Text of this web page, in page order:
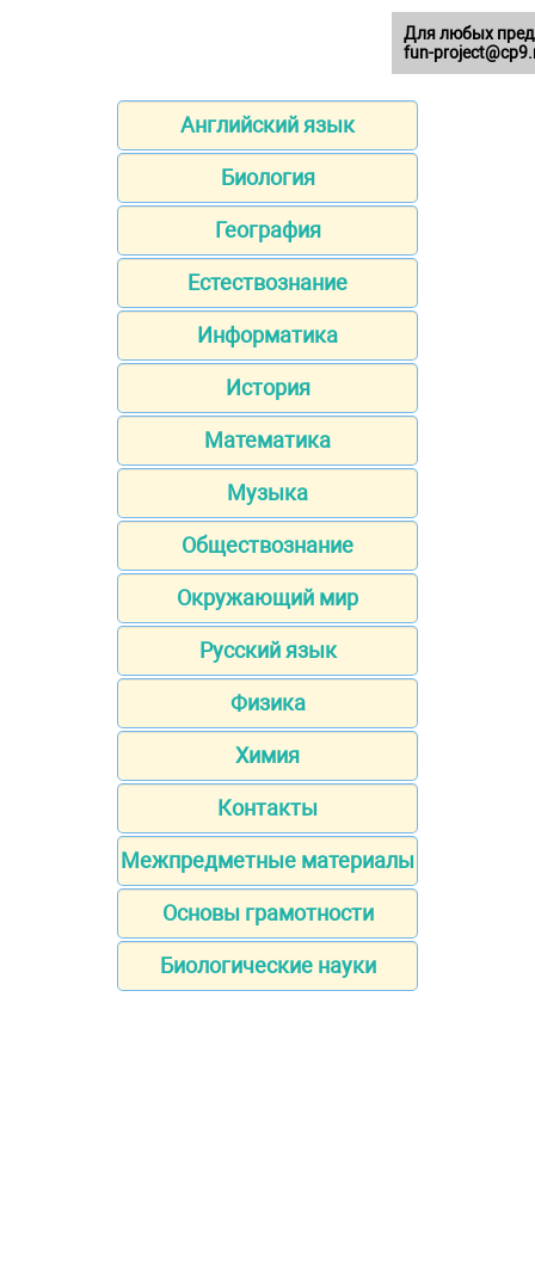
Английский язык
Биология
География
Естествознание
Информатика
История
Математика
Музыка
Обществознание
Окружающий мир
Русский язык
Физика
Химия
Контакты
Межпредметные материалы
Основы грамотности
Биологические науки
Для любых
fun-